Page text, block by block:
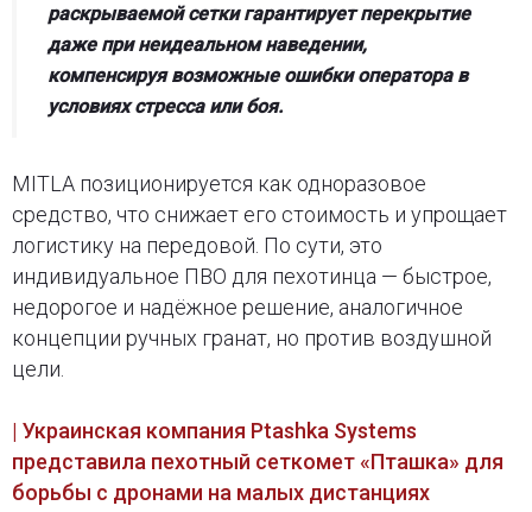
раскрываемой сетки гарантирует перекрытие
даже при неидеальном наведении,
компенсируя возможные ошибки оператора в
условиях стресса или боя.
MITLA позиционируется как одноразовое
средство, что снижает его стоимость и упрощает
логистику на передовой. По сути, это
индивидуальное ПВО для пехотинца — быстрое,
недорогое и надёжное решение, аналогичное
концепции ручных гранат, но против воздушной
цели.
| Украинская компания Ptashka Systems
представила пехотный сеткомет «Пташка» для
борьбы с дронами на малых дистанциях